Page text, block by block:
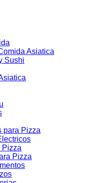
Asiatica
Sushi
para Pizza
Pizza
Pizza